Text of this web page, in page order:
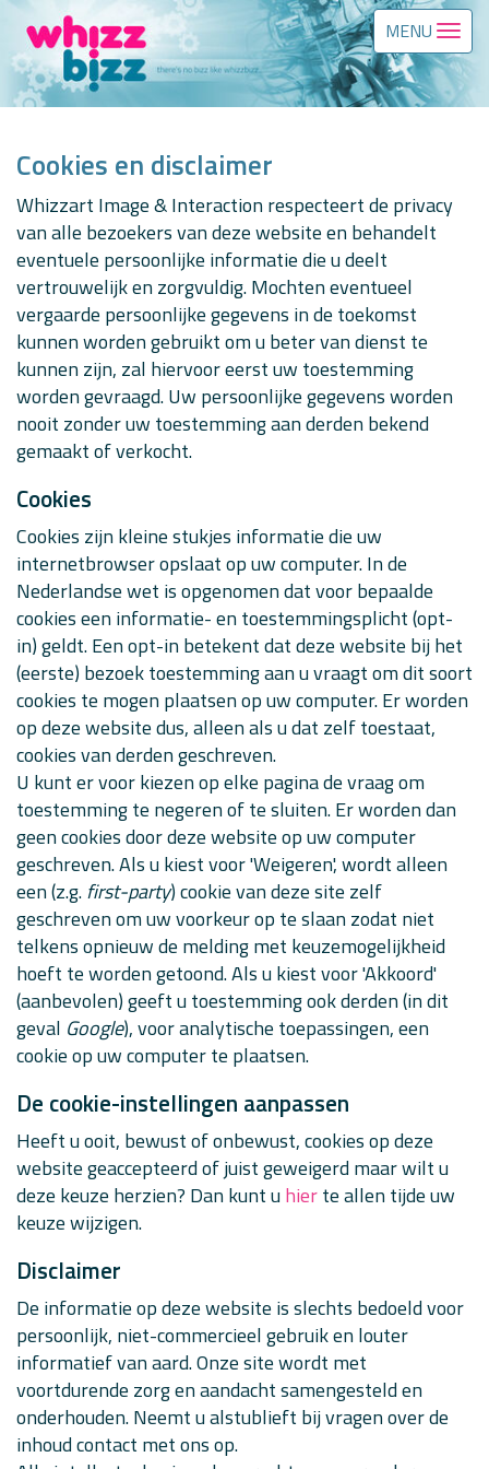
MENU
Cookies en disclaimer
Whizzart Image & Interaction respecteert de privacy
van alle bezoekers van deze website en behandelt
eventuele persoonlijke informatie die u deelt
vertrouwelijk en zorgvuldig. Mochten eventueel
vergaarde persoonlijke gegevens in de toekomst
kunnen worden gebruikt om u beter van dienst te
kunnen zijn, zal hiervoor eerst uw toestemming
worden gevraagd. Uw persoonlijke gegevens worden
nooit zonder uw toestemming aan derden bekend
gemaakt of verkocht.
Cookies
Cookies zijn kleine stukjes informatie die uw
internetbrowser opslaat op uw computer. In de
Nederlandse wet is opgenomen dat voor bepaalde
cookies een informatie- en toestemmingsplicht (opt-
in) geldt. Een opt-in betekent dat deze website bij het
(eerste) bezoek toestemming aan u vraagt om dit soort
cookies te mogen plaatsen op uw computer. Er worden
op deze website dus, alleen als u dat zelf toestaat,
cookies van derden geschreven.
U kunt er voor kiezen op elke pagina de vraag om
toestemming te negeren of te sluiten. Er worden dan
geen cookies door deze website op uw computer
geschreven. Als u kiest voor 'Weigeren', wordt alleen
een (z.g.first-party) cookie van deze site zelf
geschreven om uw voorkeur op te slaan zodat niet
telkens opnieuw de melding met keuzemogelijkheid
hoeft te worden getoond. Als u kiest voor 'Akkoord'
(aanbevolen) geeft u toestemming ook derden (in dit
geval Google), voor analytische toepassingen, een
cookie op uw computer te plaatsen.
De cookie-instellingen aanpassen
Heeft u ooit, bewust of onbewust, cookies op deze
website geaccepteerd of juist geweigerd maar wilt u
deze keuze herzien? Dan kunt uhierte allen tijde uw
keuze wijzigen.
Disclaimer
De informatie op deze website is slechts bedoeld voor
persoonlijk, niet-commercieel gebruik en louter
informatief van aard. Onze site wordt met
voortdurende zorg en aandacht samengesteld en
onderhouden. Neemt u alstublieft bij vragen over de
inhoud contact met ons op.